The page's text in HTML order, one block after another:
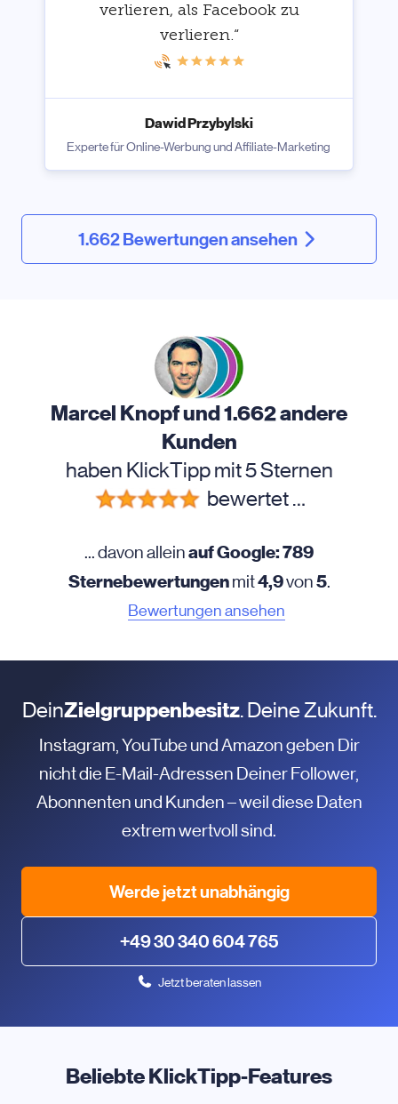
verlieren, als Facebook zu
verlieren.“
Dawid Przybylski
Experte für Online-Werbung und Affiliate-Marketing
1.662 Bewertungen ansehen
Marcel Knopf und 1.662 andere
Kunden
haben KlickTipp mit 5 Sternen
bewertet …
... davon alleinauf Google: 789
Sternebewertungenmit4,9von5.
Bewertungen ansehen
DeinZielgruppenbesitz. Deine Zukunft.
Instagram, YouTube und Amazon geben Dir
nicht die E-Mail-Adressen Deiner Follower,
Abonnenten und Kunden – weil diese Daten
extrem wertvoll sind.
Werde jetzt unabhängig
+49 30 340 604 765
Jetzt beraten lassen
Beliebte KlickTipp-Features